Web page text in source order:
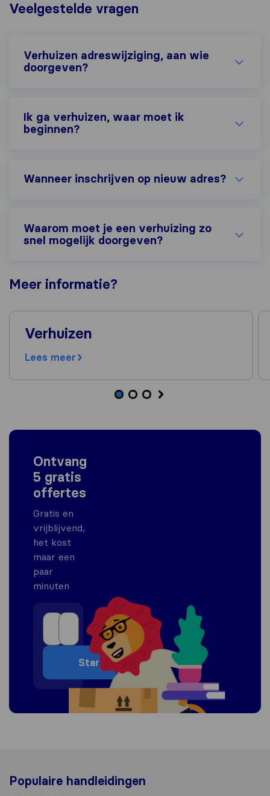
Populaire handleidingen
Veelgestelde vragen
Verhuizen adreswijziging, aan wie
doorgeven?
Ik ga verhuizen, waar moet ik
beginnen?
Wanneer inschrijven op nieuw adres?
Waarom moet je een verhuizing zo
snel mogelijk doorgeven?
Meer informatie?
Verhuizen
Lees meer
Ontvang
5 gratis
offertes
Gratis en
vrijblijvend,
het kost
maar een
paar
minuten
Start